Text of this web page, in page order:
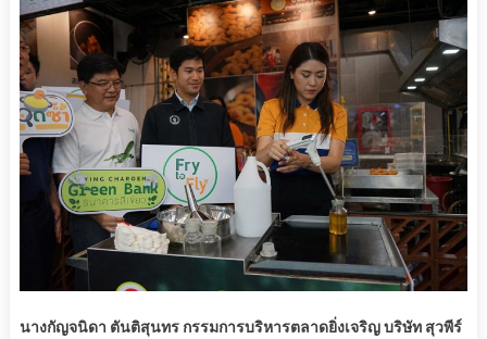
นางกัญจนิดา ตันติสุนทร กรรมการบริหารตลาดยิ่งเจริญ บริษัท สุวพีร์